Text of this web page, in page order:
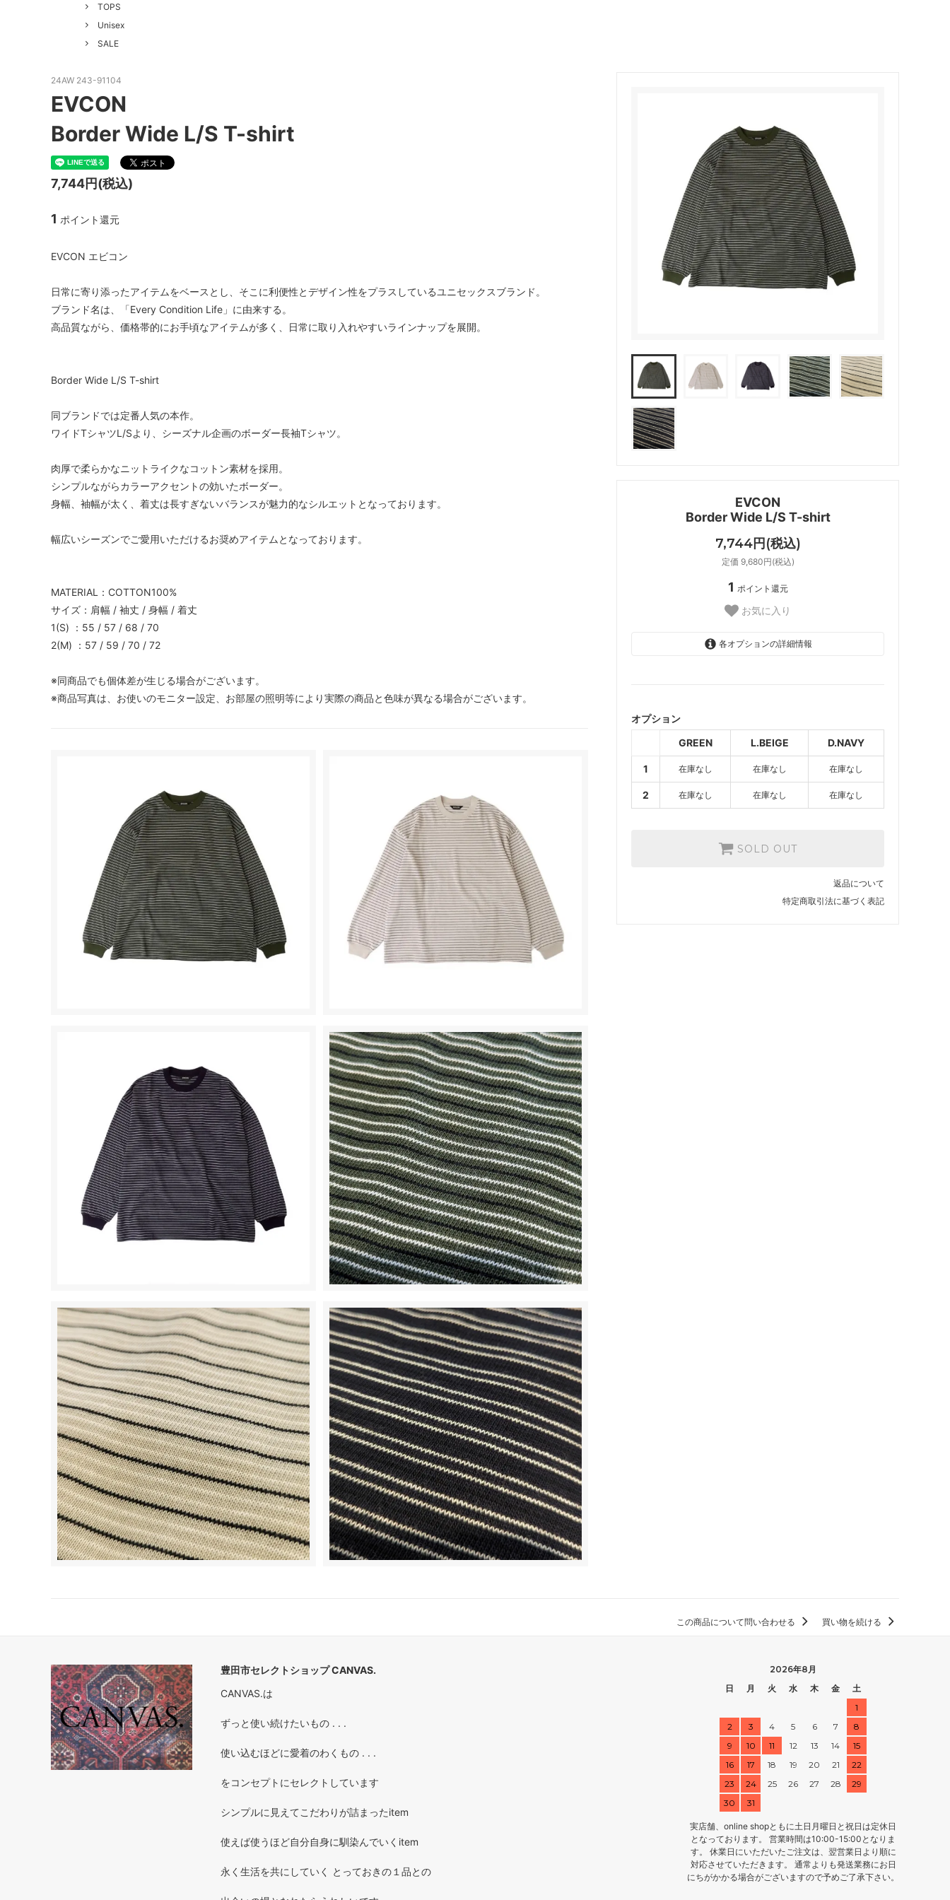
ALWEL
NISHIGUCHI KUTSUSHITA
hakne LABOR DAY
indian jewelry
LIBBEY
Macrame Wala
TOPS
Unisex
SALE
EVCON
Border Wide L/S T-shirt
7,744円(税込)
定価 9,680円(税込)
1 ポイント還元
お気に入り
各オプションの詳細情報
D.NAVY
SOLD OUT
GREEN
オプション
GREEN
L.BEIGE D.NAVY
1 在庫なし 在庫なし 在庫なし
2 在庫なし 在庫なし 在庫なし
SOLD OUT
返品について
特定商取引法に基づく表記
24AW 243-91104
EVCON
Border Wide L/S T-shirt
7,744円(税込)
1 ポイント還元
EVCON エビコン
日常に寄り添ったアイテムをベースとし、そこに利便性とデザイン性をプラスしているユニセックスブランド。
ブランド名は、「Every Condition Life」に由来する。
高品質ながら、価格帯的にお手頃なアイテムが多く、日常に取り入れやすいラインナップを展開。
Border Wide L/S T-shirt
同ブランドでは定番人気の本作。
ワイドTシャツL/Sより、シーズナル企画のボーダー長袖Tシャツ。
肉厚で柔らかなニットライクなコットン素材を採用。
シンプルながらカラーアクセントの効いたボーダー。
身幅、袖幅が太く、着丈は長すぎないバランスが魅力的なシルエットとなっております。
幅広いシーズンでご愛用いただけるお奨めアイテムとなっております。
MATERIAL：COTTON100%
サイズ：肩幅 / 袖丈 / 身幅 / 着丈
1(S) ：55 / 57 / 68 / 70
2(M) ：57 / 59 / 70 / 72
※同商品でも個体差が生じる場合がございます。
※商品写真は、お使いのモニター設定、お部屋の照明等により実際の商品と色味が異なる場合がございます。
この商品について問い合わせる 買い物を続ける
豊田市セレクトショップ CANVAS.
CANVAS.は
ずっと使い続けたいもの . . .
使い込むほどに愛着のわくもの . . .
をコンセプトにセレクトしています
シンプルに見えてこだわりが詰まったitem
使えば使うほど自分自身に馴染んでいくitem
永く生活を共にしていく とっておきの１品との
2026年8月
日
月 火 水 木 金
土
1
2
3 4 5 6 7
8
9
10 11 12 13 14
15
16
17 18 19 20 21
22
23
24 25 26 27 28
29
30
31
実店舗、online shopともに土日月曜日と祝日は定休日
となっております。 営業時間は10:00-15:00となりま
す。 休業日にいただいたご注文は、翌営業日より順に
対応させていただきます。 通常よりも発送業務にお日
にちがかかる場合がございますので予めご了承下さい。